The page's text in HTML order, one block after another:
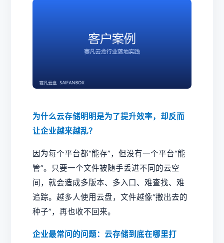
为什么云存储明明是为了提升效率，却反而
让企业越来越乱？
因为每个平台都“能存”，但没有一个平台“能
管”。只要一个文件被随手丢进不同的云空
间，就会造成多版本、多入口、难查找、难
追踪。越多人使用云盘，文件越像“撒出去的
种子”，再也收不回来。
企业最常问的问题：云存储到底在哪里打